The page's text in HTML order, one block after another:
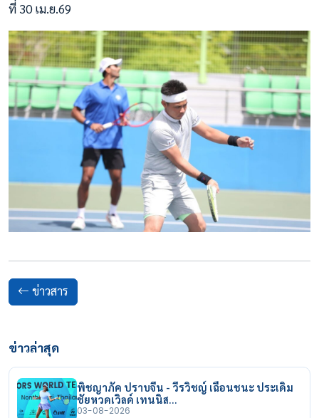
ที่ 30 เม.ย.69
ข่าวสาร
ข่าวล่าสุด
พิชญาภัค ปราบจีน - วีรวิชญ์ เฉือนชนะ ประเดิม
ชัยหวดเวิลด์ เทนนิส…
03-08-2026